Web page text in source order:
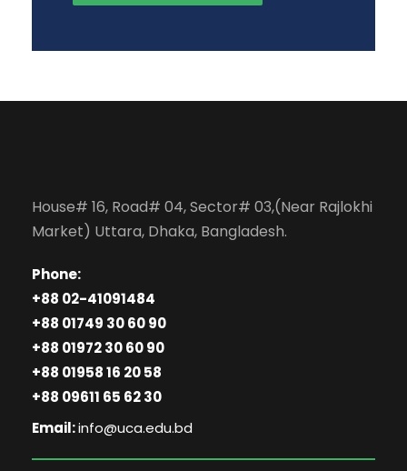
House# 16, Road# 04, Sector# 03,(Near Rajlokhi
Market) Uttara, Dhaka, Bangladesh.
Phone:
+88 02-41091484
+88 01749 30 60 90
+88 01972 30 60 90
+88 01958 16 20 58
+88 09611 65 62 30
Email:info@uca.edu.bd